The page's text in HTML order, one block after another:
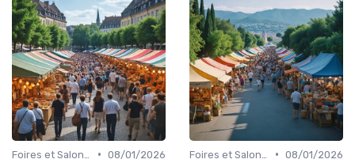
• 08/01/2026
• 08/01/2026